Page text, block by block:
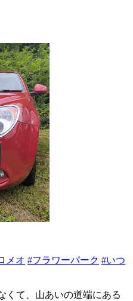
メオ #フラワーパーク #いつ
くて、山あいの道端にある